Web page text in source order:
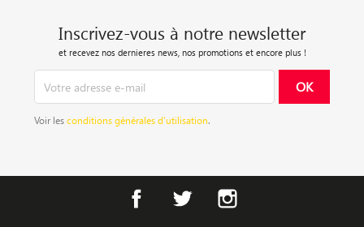
Inscrivez-vous à notre newsletter
et recevez nos dernieres news, nos promotions et encore plus !
Voir lesconditions générales d’utilisation.
Facebook Twitter